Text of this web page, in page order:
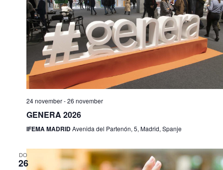
24 november-26 november
GENERA 2026
IFEMA MADRIDAvenida del Partenón, 5, Madrid, Spanje
DO
26